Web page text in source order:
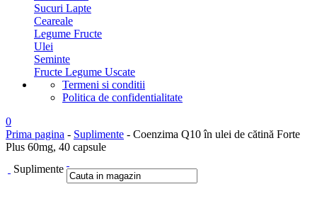
Sucuri Lapte
Ceareale
Legume Fructe
Ulei
Seminte
Fructe Legume Uscate
Termeni si conditii
Politica de confidentialitate
0
Prima pagina - Suplimente - Coenzima Q10 în ulei de cătină Forte
Plus 60mg, 40 capsule
Suplimente